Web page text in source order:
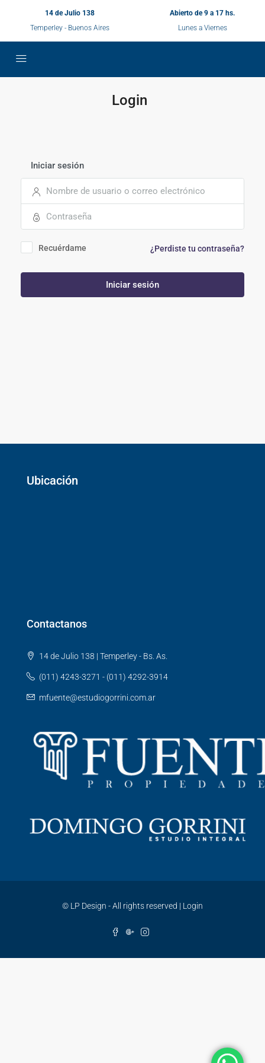
14 de Julio 138
Temperley - Buenos Aires
Abierto de 9 a 17 hs.
Lunes a Viernes
Login
Iniciar sesión
Recuérdame ¿Perdiste tu contraseña?
Iniciar sesión
Ubicación
Contactanos
14 de Julio 138 | Temperley - Bs. As.
(011) 4243-3271 - (011) 4292-3914
mfuente@estudiogorrini.com.ar
© LP Design - All rights reserved | Login